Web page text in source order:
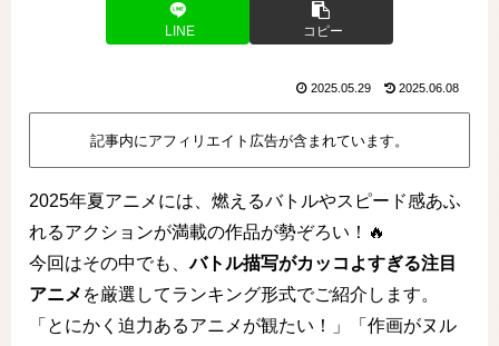
LINE コピー
2025.05.29 2025.06.08
記事内にアフィリエイト広告が含まれています。
2025年夏アニメには、燃えるバトルやスピード感あふ
れるアクションが満載の作品が勢ぞろい！🔥
今回はその中でも、バトル描写がカッコよすぎる注目
アニメ を厳選してランキング形式でご紹介します。
「とにかく迫力あるアニメが観たい！」「作画がヌル